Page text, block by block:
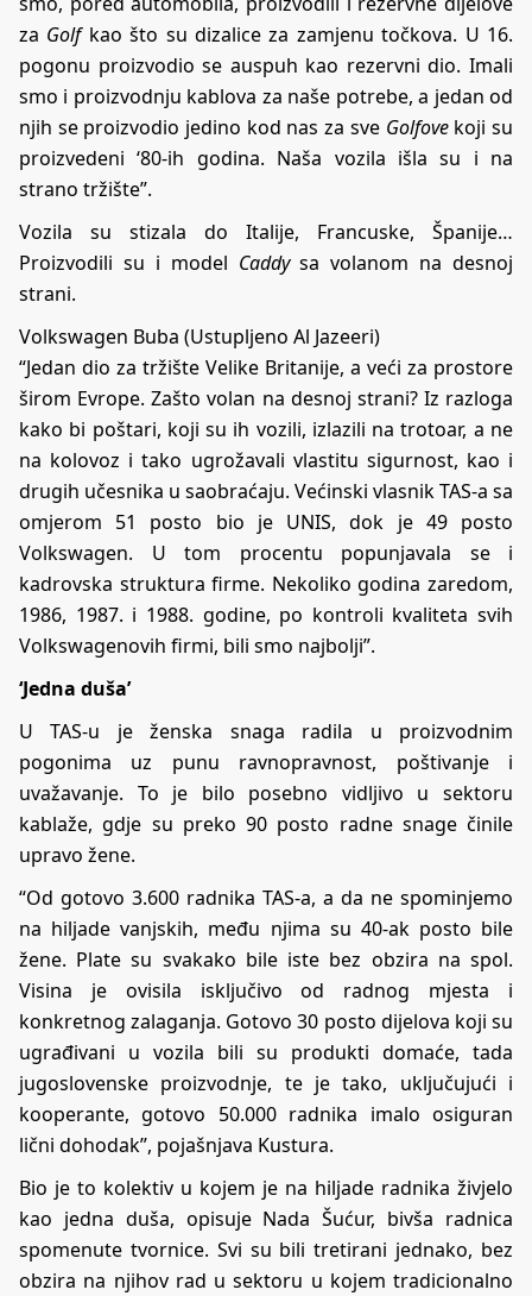
za Golfkao što su dizalice za zamjenu točkova. U 16.
pogonu proizvodio se auspuh kao rezervni dio. Imali
smo i proizvodnju kablova za naše potrebe, a jedan od
njih se proizvodio jedino kod nas za sve Golfovekoji su
proizvedeni ‘80-ih godina. Naša vozila išla su i na
strano tržište”.
Vozila su stizala do Italije, Francuske, Španije…
Proizvodili su i model Caddysa volanom na desnoj
strani.
Volkswagen Buba (Ustupljeno Al Jazeeri)
“Jedan dio za tržište Velike Britanije, a veći za prostore
širom Evrope. Zašto volan na desnoj strani? Iz razloga
kako bi poštari, koji su ih vozili, izlazili na trotoar, a ne
na kolovoz i tako ugrožavali vlastitu sigurnost, kao i
drugih učesnika u saobraćaju. Većinski vlasnik TAS-a sa
omjerom 51 posto bio je UNIS, dok je 49 posto
Volkswagen. U tom procentu popunjavala se i
kadrovska struktura firme. Nekoliko godina zaredom,
1986, 1987. i 1988. godine, po kontroli kvaliteta svih
Volkswagenovih firmi, bili smo najbolji”.
‘Jedna duša’
U TAS-u je ženska snaga radila u proizvodnim
pogonima uz punu ravnopravnost, poštivanje i
uvažavanje. To je bilo posebno vidljivo u sektoru
kablaže, gdje su preko 90 posto radne snage činile
upravo žene.
“Od gotovo 3.600 radnika TAS-a, a da ne spominjemo
na hiljade vanjskih, među njima su 40-ak posto bile
žene. Plate su svakako bile iste bez obzira na spol.
Visina je ovisila isključivo od radnog mjesta i
konkretnog zalaganja. Gotovo 30 posto dijelova koji su
ugrađivani u vozila bili su produkti domaće, tada
jugoslovenske proizvodnje, te je tako, uključujući i
kooperante, gotovo 50.000 radnika imalo osiguran
lični dohodak”, pojašnjava Kustura.
Bio je to kolektiv u kojem je na hiljade radnika živjelo
kao jedna duša, opisuje Nada Šućur, bivša radnica
spomenute tvornice. Svi su bili tretirani jednako, bez
obzira na njihov rad u sektoru u kojem tradicionalno